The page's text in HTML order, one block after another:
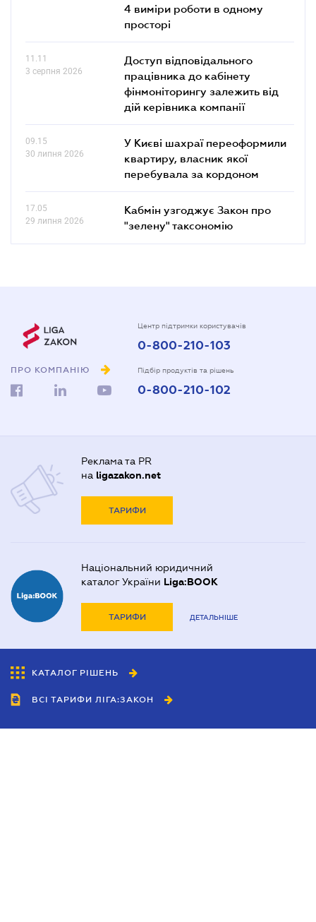
4 виміри роботи в одному
просторі
11.11
3 серпня 2026
Доступ відповідального
працівника до кабінету
фінмоніторингу залежить від
дій керівника компанії
09.15
30 липня 2026
У Києві шахраї переоформили
квартиру, власник якої
перебувала за кордоном
17.05
29 липня 2026
Кабмін узгоджує Закон про
"зелену" таксономію
ПРО КОМПАНІЮ
Центр підтримки користувачів
0-800-210-103
Підбір продуктів та рішень
0-800-210-102
Реклама та PR
на ligazakon.net
ТАРИФИ
Національний юридичний
каталог України Liga:BOOK
ТАРИФИ ДЕТАЛЬНІШЕ
КАТАЛОГ РІШЕНЬ
ВСІ ТАРИФИ ЛІГА:ЗАКОН